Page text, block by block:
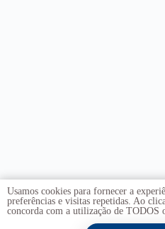
Usamos cookies para fornecer a
preferências e visitas repetidas. Ao
concorda com a utilização de TODOS